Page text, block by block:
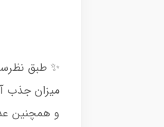
✨ طبق
و همچنین